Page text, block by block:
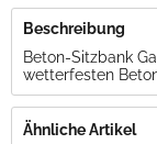
Beschreibung
Beton-Sitzbank
wetterfesten
Ähnliche Artikel